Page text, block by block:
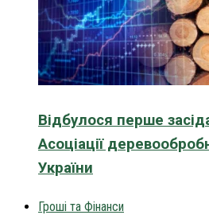
Відбулося перше
Асоціації
України
Гроші та Фінанси